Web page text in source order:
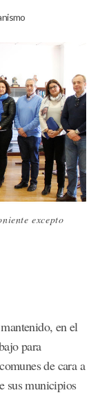
excepto
en el
para
de cara a
sus municipios